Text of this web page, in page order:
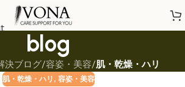
blog
決ブログ/容姿・美容/肌・乾燥・ハリ
肌・乾燥・ハリ , 容姿・美容